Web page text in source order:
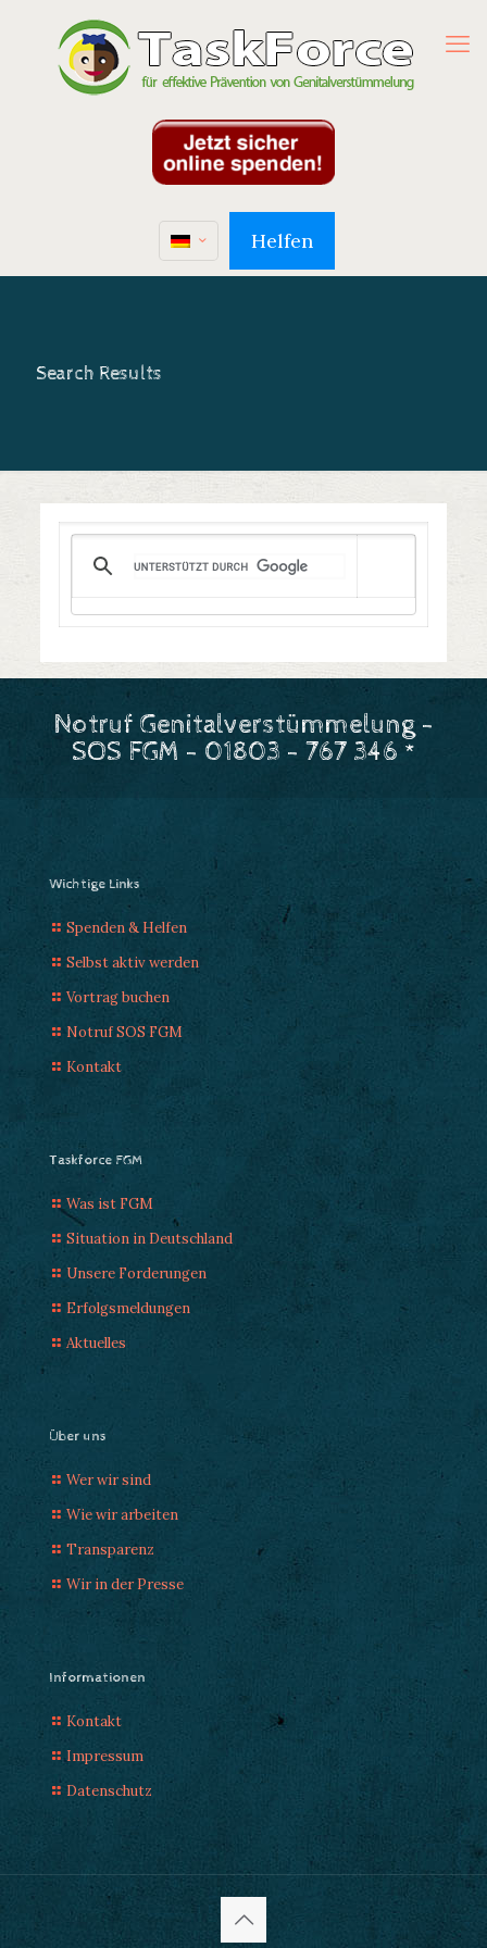
Helfen
Search Results
Notruf Genitalverstümmelung -
SOS FGM - 01803 - 767 346 *
Wichtige Links
Spenden & Helfen
Selbst aktiv werden
Vortrag buchen
Notruf SOS FGM
Kontakt
Taskforce FGM
Was ist FGM
Situation in Deutschland
Unsere Forderungen
Erfolgsmeldungen
Aktuelles
Über uns
Wer wir sind
Wie wir arbeiten
Transparenz
Wir in der Presse
Informationen
Kontakt
Impressum
Datenschutz